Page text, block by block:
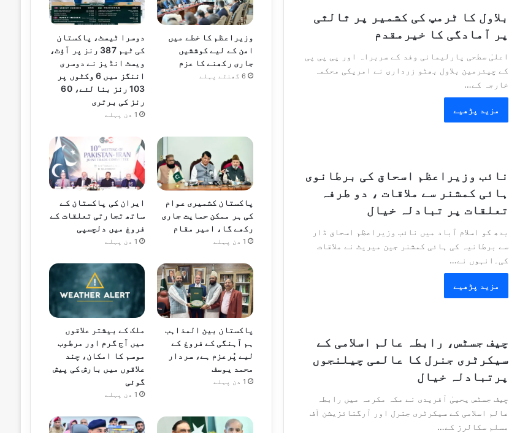
بلاول کا ٹرمپ کی کشمیر پر ثالثی
پر آمادگی کا خیرمقدم
اعلیٰ سطحی پارلیمانی وفد کے سربراہ اور پی پی پی
کے چیئرمین بلاول بھٹو زرداری نے امریکی محکمہ
خارجہ کے…
مزید پڑھیے
نائب وزیراعظم اسحاق کی برطانوی
ہائی کمشنر سے ملاقات ، دو طرفہ
تعلقات پر تبادلہ خیال
بدھ کو اسلام آباد میں نائب وزیراعظم اسحاق ڈار
سے برطانیہ کی ہائی کمشنر جین میریٹ نے ملاقات
کی۔انہوں نے…
مزید پڑھیے
چیف جسٹس، رابطہ عالم اسلامی کے
سیکرٹری جنرل کا عالمی چیلنجوں
پرتبادلہ خیال
چیف جسٹس یحییٰ آفریدی نے مکہ مکرمہ میں رابطہ
عالم اسلامی کے سیکرٹری جنرل اور آرگنائزیشن آف
مسلم سکالرز کے…
وزیراعظم کا خطے میں
امن کے لیے کوششیں
جاری رکھنے کا عزم
6 گھنٹے پہلے
دوسرا ٹیسٹ، پاکستان
کی ٹیم 387 رنز پر آؤٹ،
ویسٹ انڈیز نے دوسری
اننگز میں 6 وکٹوں پر
103 رنز بنا لئے، 60
رنز کی برتری
1 دن پہلے
پاکستان کشمیری عوام
کی ہر ممکن حمایت جاری
رکھے گا، امیر مقام
1 دن پہلے
ایران کی پاکستان کے
ساتھ تجارتی تعلقات کے
فروغ میں دلچسپی
1 دن پہلے
پاکستان بین المذاہب
ہم آہنگی کے فروغ کے
لیے پُرعزم ہے، سردار
محمد یوسف
1 دن پہلے
ملک کے بیشتر علاقوں
میں آج گرم اور مرطوب
موسم کا امکان، چند
علاقوں میں بارش کی پیش
گوئی
1 دن پہلے